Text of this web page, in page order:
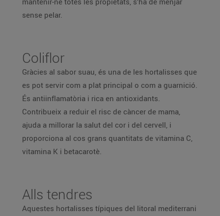
sense pelar.
Coliflor
Gràcies al sabor suau, és una de les hortalisses que
es pot servir com a plat principal o com a guarnició.
És antiinflamatòria i rica en antioxidants.
Contribueix a reduir el risc de càncer de mama,
ajuda a millorar la salut del cor i del cervell, i
proporciona al cos grans quantitats de vitamina C,
vitamina K i betacarotè.
Alls tendres
Aquestes hortalisses típiques del litoral mediterrani